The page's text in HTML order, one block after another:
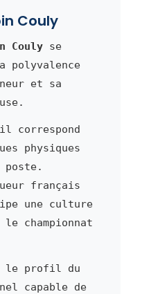
Couly
Coulyse
polyvalence
et sa
correspond
physiques
poste.
français
une culture
championnat
le profil du
capable de